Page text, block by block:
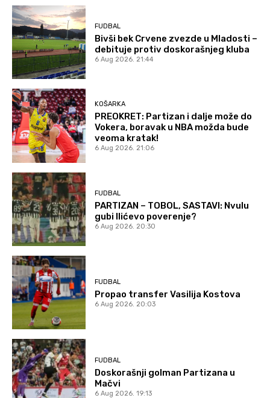
FUDBAL
Bivši bek Crvene zvezde u Mladosti –
debituje protiv doskorašnjeg kluba
6 Aug 2026. 21:44
KOŠARKA
PREOKRET: Partizan i dalje može do
Vokera, boravak u NBA možda bude
veoma kratak!
6 Aug 2026. 21:06
FUDBAL
PARTIZAN – TOBOL, SASTAVI: Nvulu
gubi Ilićevo poverenje?
6 Aug 2026. 20:30
FUDBAL
Propao transfer Vasilija Kostova
6 Aug 2026. 20:03
FUDBAL
Doskorašnji golman Partizana u
Mačvi
6 Aug 2026. 19:13